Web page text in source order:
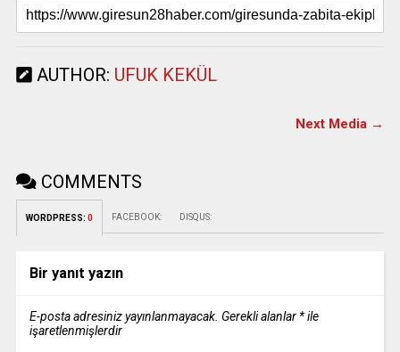
AUTHOR: UFUK KEKÜL
Next Media →
COMMENTS
WORDPRESS: 0 FACEBOOK: DISQUS:
Bir yanıt yazın
E-posta adresiniz yayınlanmayacak. Gerekli alanlar *ile
işaretlenmişlerdir